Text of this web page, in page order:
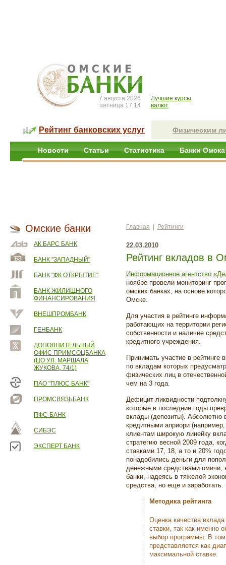
7 августа 2026
пятница 17:14
Лучшие курсы
валют
Рейтинг банковских услуг Физическим
Новости Статьи Статистика Банки Омска
Омские банки
АК БАРС БАНК
БАНК "ЗАПАДНЫЙ"
БАНК "ФК ОТКРЫТИЕ"
БАНК ЖИЛИЩНОГО
ФИНАНСИРОВАНИЯ
ВНЕШПРОМБАНК
ГЕНБАНК
ДОПОЛНИТЕЛЬНЫЙ
ОФИС ПРИМСОЦБАНКА
(ЦО УЛ. МАРШАЛА
ЖУКОВА, 74/1)
ПАО "ПЛЮС БАНК"
ПРОМСВЯЗЬБАНК
ПФС-БАНК
СИБЭС
ЭКСПЕРТ БАНК
Главная Рейтинги
22.03.2010
Рейтинг вкладов в
Информационное агентство
ноябре провели мониторинг
омских банках, на основе
Омске.
Для участия в рейтинге
работающих на территории
собственности и наличие
кредитного учреждения.
Принимать участие в
по вкладам которых
физических лиц в
чем на 3 года.
Дефицит ликвидности
которые в последние годы
вклады (депозиты). Абсолютно
кредитными априори
клиентам широкую линейку
стратегию весной 2009 года,
ставками 17, 18, а то и 20%
понадобились деньги для
денежными средствами омичи,
банки, надеясь в тяжелой
средства, но еще и заработать.
Методика рейтинга
Оценка качества
ставки, так как именно
выбор программы. В том
представляется как
максимальной ставке.